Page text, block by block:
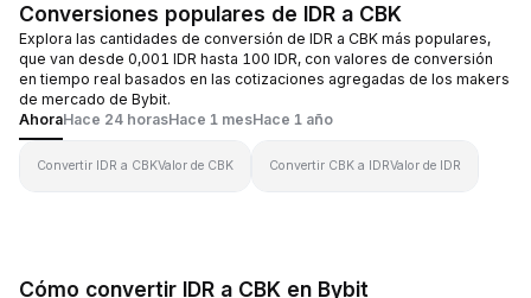
Conversiones populares de IDR a CBK
Explora las cantidades de conversión de IDR a CBK más populares,
que van desde 0,001 IDR hasta 100 IDR, con valores de conversión
en tiempo real basados en las cotizaciones agregadas de los makers
de mercado de Bybit.
AhoraHace 24 horasHace 1 mesHace 1 año
Convertir IDR a CBKValor de CBK Convertir CBK a IDRValor de IDR
Cómo convertir IDR a CBK en Bybit